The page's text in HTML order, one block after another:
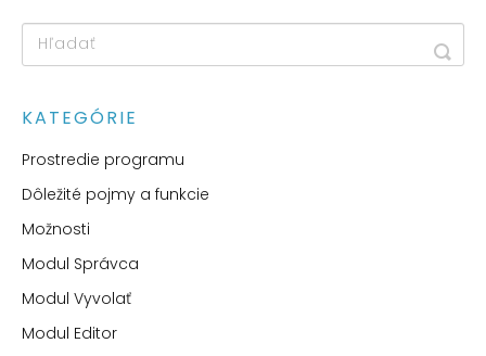
KATEGÓRIE
Prostredie programu
Dôležité pojmy a funkcie
Možnosti
Modul Správca
Modul Vyvolať
Modul Editor